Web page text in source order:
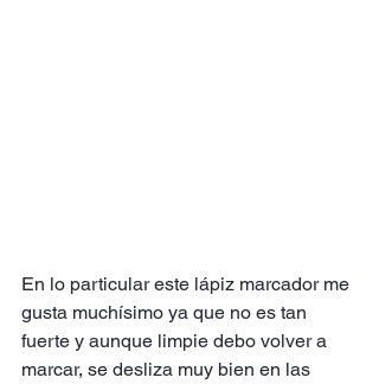
En lo particular este lápiz marcador me
gusta muchísimo ya que no es tan
fuerte y aunque limpie debo volver a
marcar, se desliza muy bien en las